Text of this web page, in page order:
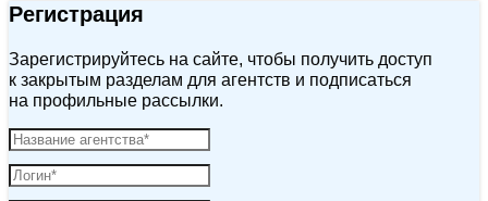
Регистрация
Зарегистрируйтесь на сайте, чтобы получить доступ
к закрытым разделам для агентств и подписаться
на профильные рассылки.